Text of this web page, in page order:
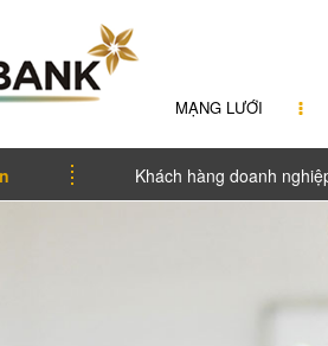
MẠNG LƯỚI
Khách hàng doanh